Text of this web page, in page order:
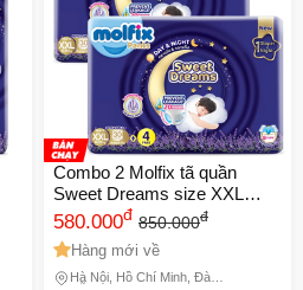
Combo 2 Molfix tã quần
Sweet Dreams size XXL
(30+4) Jumbo
580.000đ 850.000đ
Hàng mới về
Hà Nội, Hồ Chí Minh, Đà